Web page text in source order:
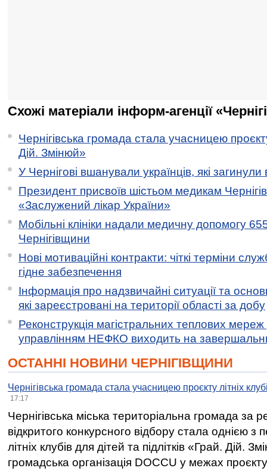
Схожі матеріали інформ-агенції
Чернігівська громада стала учасницею
Дій. Змінюй»
У Чернігові вшанували українців, які загинули
Президент присвоїв шістьом медикам
«Заслужений лікар України»
Мобільні клініки надали медичну допомогу
Чернігівщини
Нові мотиваційні контракти: чіткі терміни
гідне забезпечення
Інформація про надзвичайні ситуації та
які зареєстровані на території області за добу
Реконструкція магістральних теплових мереж
управлінням НЕФКО виходить на
ОСТАННІ НОВИНИ ЧЕРНІГІВЩИНИ
Чернігівська громада стала учасницею проєкту літніх
17:17
Чернігівська міська територіальна громада за
відкритого конкурсного відбору стала однією
літніх клубів для дітей та підлітків «Грай. Дій.
громадська організація DOCCU у межах